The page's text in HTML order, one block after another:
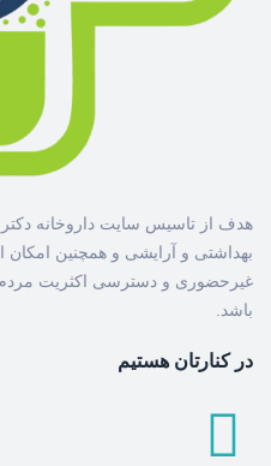
هدف از تاسیس سایت داروخانه دکتر
بهداشتی و آرایشی و همچنین امکان
غیرحضوری و دسترسی اکثریت مردم
باشد.
در کنارتان هستیم